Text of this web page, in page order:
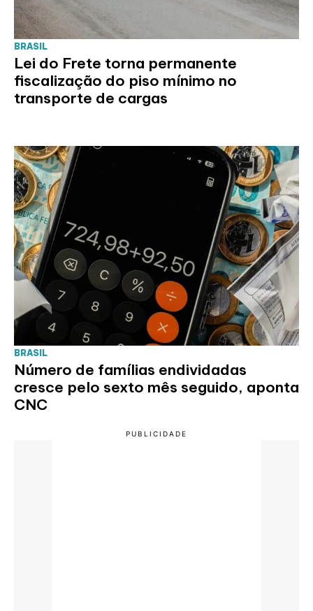
BRASIL
Lei do Frete torna permanente
fiscalização do piso mínimo no
transporte de cargas
BRASIL
Número de famílias endividadas
cresce pelo sexto mês seguido, aponta
CNC